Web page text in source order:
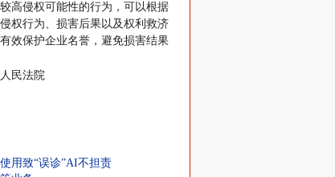
高侵权可能性的行为，可以根据
权行为、损害后果以及权利救济
效保护企业名誉，避免损害结果
民法院
用致“误诊”AI不担责